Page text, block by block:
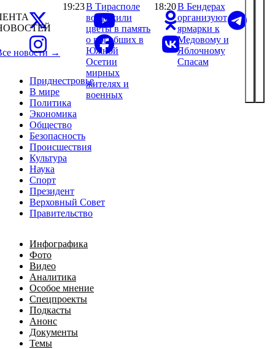
Приднестровье
В мире
Политика
Экономика
Общество
Безопасность
Происшествия
Культура
Наука
Спорт
Президент
Верховный Совет
Правительство
Инфографика
Фото
Видео
Аналитика
Особое мнение
Спецпроекты
Подкасты
Анонс
Документы
Темы
новости →
19:23В Тирасполе
возложили
цветы в память
о погибших в
Южной
Осетии
мирных
жителях и
военных
18:20В Бендерах
организуют
ярмарки к
Медовому и
Яблочному
Спасам